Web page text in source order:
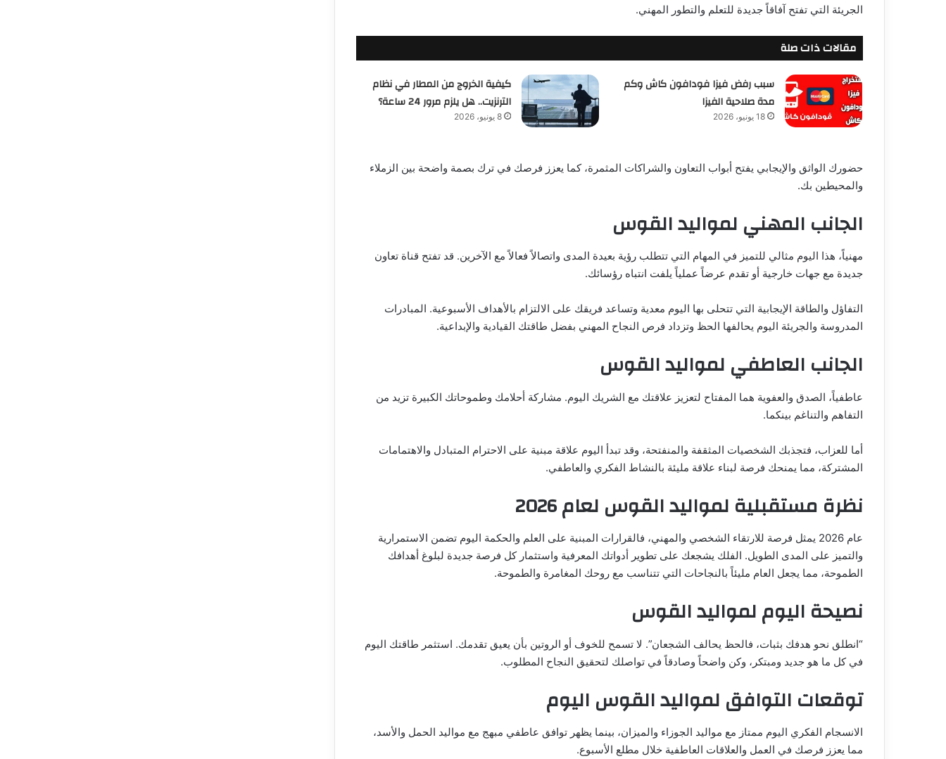
الجريئة التي تفتح آفاقاً جديدة للتعلم والتطور المهني.
مقالات ذات صلة
سبب رفض فيزا فودافون كاش وكم
مدة صلاحية الفيزا
18 يونيو، 2026
كيفية الخروج من المطار في نظام
الترنزيت.. هل يلزم مرور 24 ساعة؟
8 يونيو، 2026
حضورك الواثق والإيجابي يفتح أبواب التعاون والشراكات المثمرة، كما يعزز فرصك في ترك بصمة واضحة بين الزملاء
والمحيطين بك.
الجانب المهني لمواليد القوس
مهنياً، هذا اليوم مثالي للتميز في المهام التي تتطلب رؤية بعيدة المدى واتصالاً فعالاً مع الآخرين. قد تفتح قناة تعاون
جديدة مع جهات خارجية أو تقدم عرضاً عملياً يلفت انتباه رؤسائك.
التفاؤل والطاقة الإيجابية التي تتحلى بها اليوم معدية وتساعد فريقك على الالتزام بالأهداف الأسبوعية. المبادرات
المدروسة والجريئة اليوم يحالفها الحظ وتزداد فرص النجاح المهني بفضل طاقتك القيادية والإبداعية.
الجانب العاطفي لمواليد القوس
عاطفياً، الصدق والعفوية هما المفتاح لتعزيز علاقتك مع الشريك اليوم. مشاركة أحلامك وطموحاتك الكبيرة تزيد من
التفاهم والتناغم بينكما.
أما للعزاب، فتجذبك الشخصيات المثقفة والمنفتحة، وقد تبدأ اليوم علاقة مبنية على الاحترام المتبادل والاهتمامات
المشتركة، مما يمنحك فرصة لبناء علاقة مليئة بالنشاط الفكري والعاطفي.
نظرة مستقبلية لمواليد القوس لعام 2026
عام 2026 يمثل فرصة للارتقاء الشخصي والمهني، فالقرارات المبنية على العلم والحكمة اليوم تضمن الاستمرارية
والتميز على المدى الطويل. الفلك يشجعك على تطوير أدواتك المعرفية واستثمار كل فرصة جديدة لبلوغ أهدافك
الطموحة، مما يجعل العام مليئاً بالنجاحات التي تتناسب مع روحك المغامرة والطموحة.
نصيحة اليوم لمواليد القوس
“انطلق نحو هدفك بثبات، فالحظ يحالف الشجعان”. لا تسمح للخوف أو الروتين بأن يعيق تقدمك. استثمر طاقتك اليوم
في كل ما هو جديد ومبتكر، وكن واضحاً وصادقاً في تواصلك لتحقيق النجاح المطلوب.
توقعات التوافق لمواليد القوس اليوم
الانسجام الفكري اليوم ممتاز مع مواليد الجوزاء والميزان، بينما يظهر توافق عاطفي مبهج مع مواليد الحمل والأسد،
مما يعزز فرصك في العمل والعلاقات العاطفية خلال مطلع الأسبوع.